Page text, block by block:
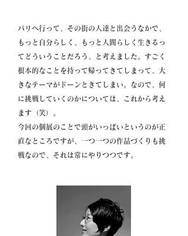
パリへ行って、その街の人達と出会うなかで、
もっと自分らしく、もっと人間らしく生きるっ
てどういうことだろう、と考えました。すごく
根本的なことを持って帰ってきてしまって、大
きなテーマがドーンときてしまい。なので、何
に挑戦していくのかについては、これから考え
ます（笑）。
今回の個展のことで頭がいっぱいというのが正
直なところですが、一つ一つの作品づくりも挑
戦なので、それは常にやりつつです。